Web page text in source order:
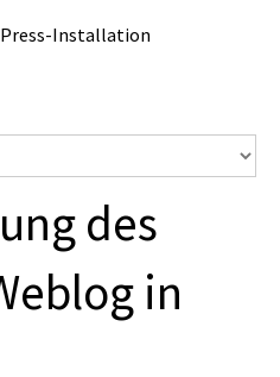
Installation
des
in